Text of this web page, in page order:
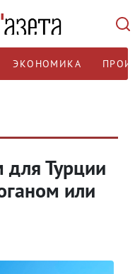
ЭКОНОМИКА
Турции
или